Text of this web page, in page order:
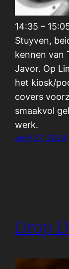
14:35 –
Stuyven,
kennen van
Javor. Op
het kiosk/
covers
smaakvol
werk.
april 27, 2024
Drop